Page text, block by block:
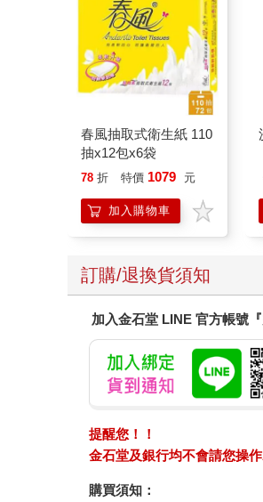
春風抽取式衛生紙 110
抽x12包x6袋
78 折 特價 1079 元
加入購物車
訂購/退換貨須知
加入金石堂 LINE 官方帳號
提醒您！！
金石堂及銀行均不會請您操
購買須知：